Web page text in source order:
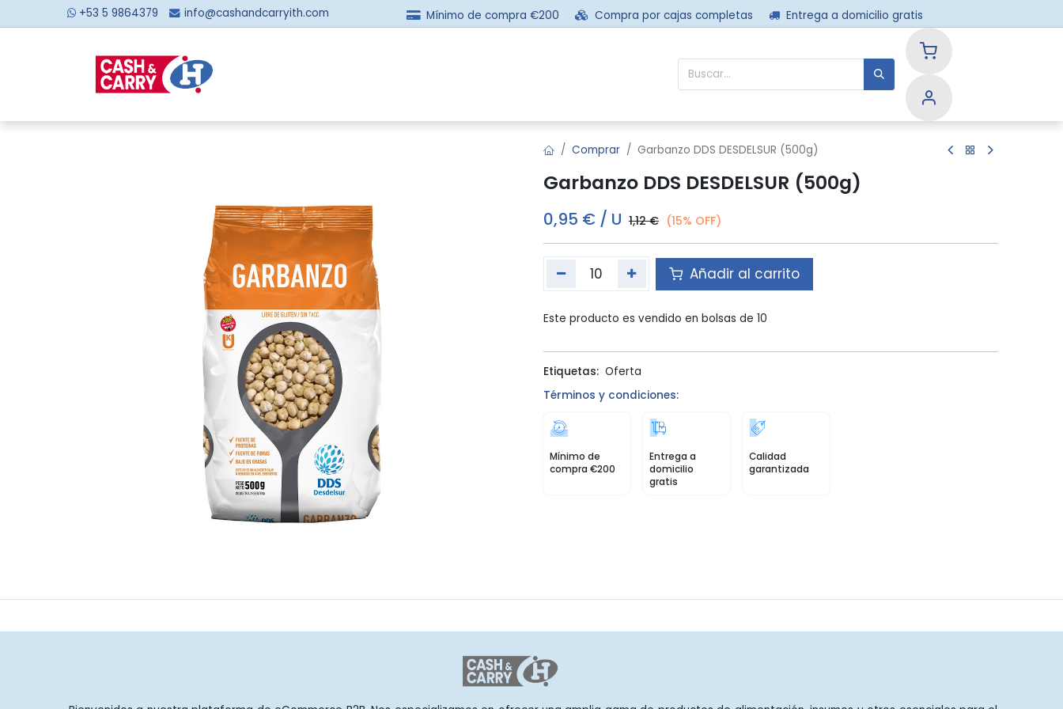
+53 5 9864379 info@cashandcarryith.com Mínimo de compra €200 Compra por cajas completas Entrega a domicilio gratis
Contáctanos
Comprar Garbanzo DDS DESDELSUR (500g)
Garbanzo DDS DESDELSUR (500g)
0,95 € / U 1,12€ (15% OFF)
Añadir al carrito
Este producto es vendido en bolsas de 10
Etiquetas: Oferta
Términos y condiciones:
Mínimo de
compra €200
Entrega a
domicilio
gratis
Calidad
garantizada